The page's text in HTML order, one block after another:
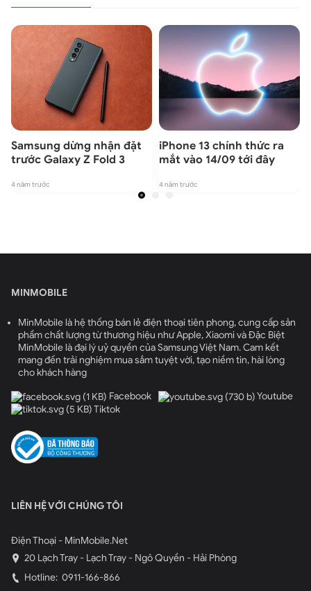
Samsung dừng nhận đặt
trước Galaxy Z Fold 3
4 năm trước
iPhone 13 chính thức ra
mắt vào 14/09 tới đây
4 năm trước
MINMOBILE
MinMobile là hệ thống bán lẻ điện thoại tiên phong, cung cấp sản
phẩm chất lượng từ thương hiệu như Apple, Xiaomi và Đặc Biệt
MinMobile là đại lý uỷ quyền của Samsung Việt Nam. Cam kết
mang đến trải nghiệm mua sắm tuyệt vời, tạo niềm tin, hài lòng
cho khách hàng
Facebook
Youtube
Tiktok
LIÊN HỆ VỚI CHÚNG TÔI
Điện Thoại - MinMobile.Net
20 Lạch Tray - Lạch Tray - Ngô Quyền - Hải Phòng
Hotline: 0911-166-866